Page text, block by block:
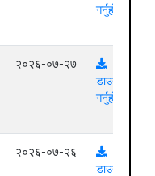
गर्नुहोस्
२०२६-०७-२७
डाउनलोड
गर्नुहोस्
२०२६-०७-२६
डाउनलोड